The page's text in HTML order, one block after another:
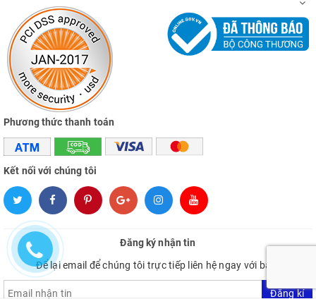
Phương thức thanh toán
Kết nối với chúng tôi
Đăng ký nhận tin
Để lại email để chúng tôi trực tiếp liên hệ ngay với bạn.
Đăng kí